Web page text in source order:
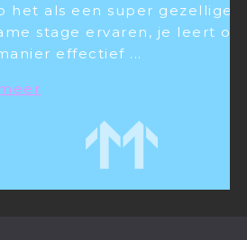
super gezellige en
ervaren, je leert op een
...